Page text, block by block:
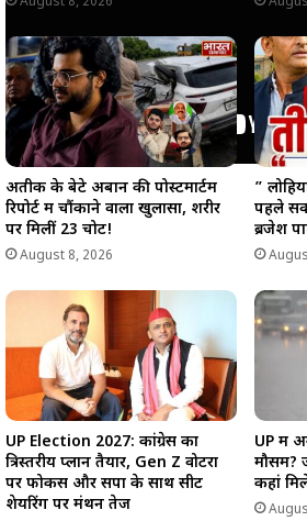
अतीक के बेटे अबान की पोस्टमार्टम
रिपोर्ट में चौंकाने वाला खुलासा, शरीर
पर मिलीं 23 चोटें!
August 8, 2026
”
पहले
ब्रजेश
UP Election 2027: कांग्रेस का
त्रिस्तरीय प्लान तैयार, Gen Z वोटरों
पर फोकस और सपा के साथ सीट
शेयरिंग पर मंथन तेज
UP में
मौसम?
कहां